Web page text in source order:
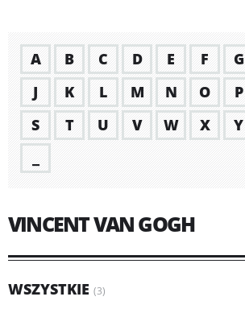
A B C D E F G
J
K L M N O P
S
T U V W X Y
VINCENT VAN GOGH
WSZYSTKIE (3)